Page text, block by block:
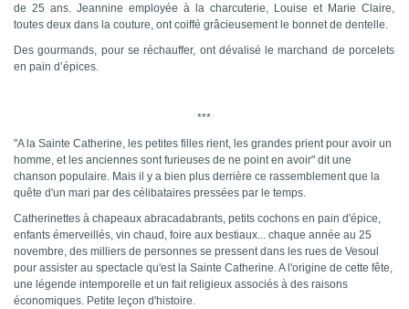
de 25 ans. Jeannine employée à la charcuterie, Louise et Marie Claire,
toutes deux dans la couture, ont coiffé grâcieusement le bonnet de dentelle.
Des gourmands, pour se réchauffer, ont dévalisé le marchand de porcelets
en pain d’épices.
***
"A la Sainte Catherine, les petites filles rient, les grandes prient pour avoir un
homme, et les anciennes sont furieuses de ne point en avoir" dit une
chanson populaire. Mais il y a bien plus derrière ce rassemblement que la
quête d'un mari par des célibataires pressées par le temps.
Catherinettes à chapeaux abracadabrants, petits cochons en pain d'épice,
enfants émerveillés, vin chaud, foire aux bestiaux... chaque année au 25
novembre, des milliers de personnes se pressent dans les rues de Vesoul
pour assister au spectacle qu'est la Sainte Catherine. A l'origine de cette fête,
une légende intemporelle et un fait religieux associés à des raisons
économiques. Petite leçon d'histoire.